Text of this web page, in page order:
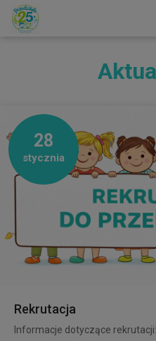
28
stycznia
Rekrutacja
Informacje dotyczące